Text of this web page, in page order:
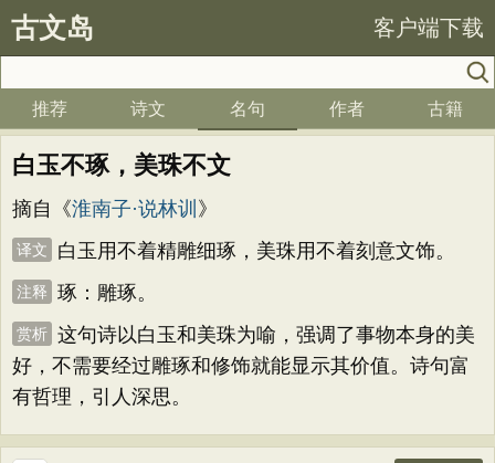
古文岛 客户端下载
推荐 诗文 名句 作者 古籍
白玉不琢，美珠不文
摘自《淮南子·说林训 》
译文 白玉用不着精雕细琢，美珠用不着刻意文饰。
注释 琢：雕琢。
赏析 这句诗以白玉和美珠为喻，强调了事物本身的美
好，不需要经过雕琢和修饰就能显示其价值。诗句富
有哲理，引人深思。